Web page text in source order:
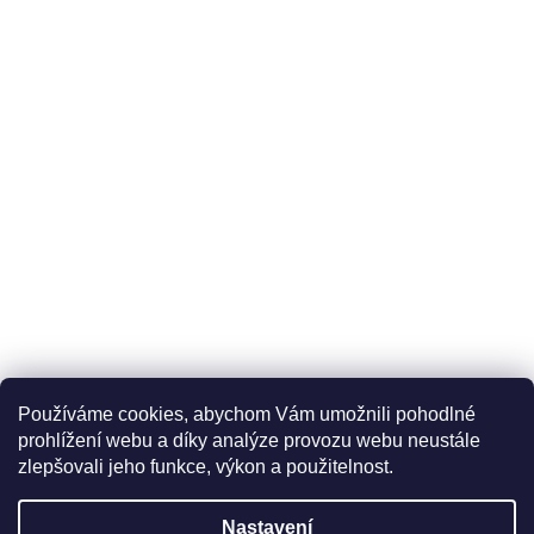
Používáme cookies, abychom Vám umožnili pohodlné
prohlížení webu a díky analýze provozu webu neustále
zlepšovali jeho funkce, výkon a použitelnost.
Nastavení